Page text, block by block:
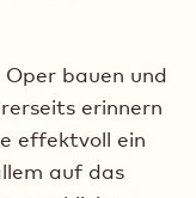
bauen und
erinnern
effektvoll ein
auf das